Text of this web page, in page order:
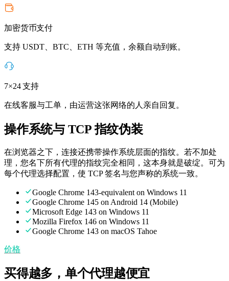
加密货币支付
支持 USDT、BTC、ETH 等充值，余额自动到账。
7×24 支持
在线客服与工单，由运营这张网络的人亲自回复。
操作系统与 TCP 指纹伪装
在浏览器之下，连接还携带操作系统层面的指纹。若不加处
理，您名下所有代理的指纹完全相同，这本身就是破绽。可为
每个代理选择配置，使 TCP 签名与您声称的系统一致。
Google Chrome 143-equivalent on Windows 11
Google Chrome 145 on Android 14 (Mobile)
Microsoft Edge 143 on Windows 11
Mozilla Firefox 146 on Windows 11
Google Chrome 143 on macOS Tahoe
价格
买得越多，单个代理越便宜